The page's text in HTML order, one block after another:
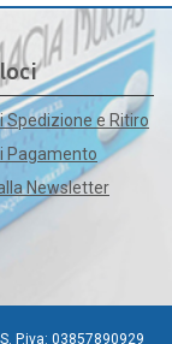
Spedizione e Ritiro
Pagamento
Newsletter
P.iva: 03857890929